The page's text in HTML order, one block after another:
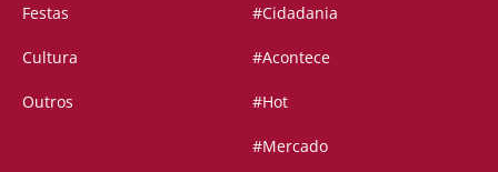
Festas
Cultura
Outros
#Cidadania
#Acontece
#Hot
#Mercado